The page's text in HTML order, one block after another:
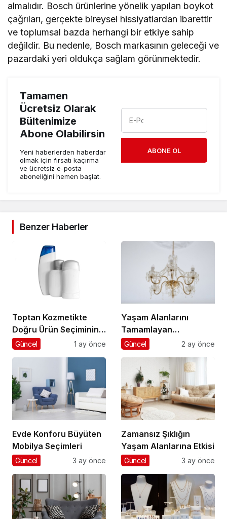
almalıdır. Bosch ürünlerine yönelik yapılan boykot
çağrıları, gerçekte bireysel hissiyatlardan ibarettir
ve toplumsal bazda herhangi bir etkiye sahip
değildir. Bu nedenle, Bosch markasının geleceği ve
pazardaki yeri oldukça sağlam görünmektedir.
Tamamen
Ücretsiz Olarak
Bültenimize
Abone Olabilirsin
Yeni haberlerden haberdar
olmak için fırsatı kaçırma
ve ücretsiz e-posta
aboneliğini hemen başlat.
ABONE OL
Benzer Haberler
Toptan Kozmetikte
Doğru Ürün Seçiminin
Anahtarı
Güncel 1 ay önce
Yaşam Alanlarını
Tamamlayan
Aydınlatma Seçimleri
Güncel 2 ay önce
Evde Konforu Büyüten
Mobilya Seçimleri
Güncel 3 ay önce
Zamansız Şıklığın
Yaşam Alanlarına Etkisi
Güncel 3 ay önce